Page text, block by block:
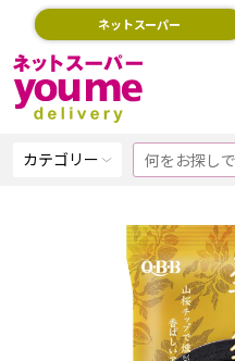
ネットスーパー
カテゴリー